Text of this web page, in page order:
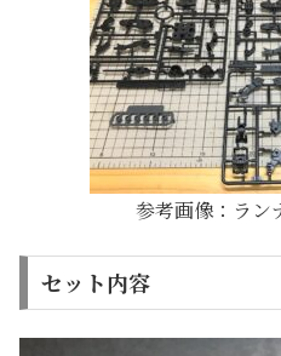
参考画像：ラン
セット内容